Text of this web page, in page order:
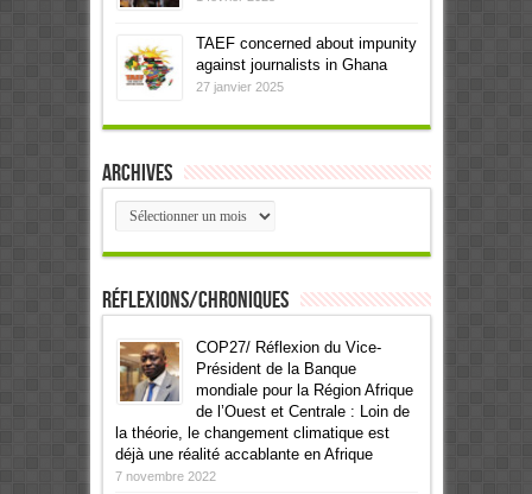
TAEF concerned about impunity
against journalists in Ghana
27 janvier 2025
Archives
Archives
Réflexions/Chroniques
COP27/ Réflexion du Vice-
Président de la Banque
mondiale pour la Région Afrique
de l’Ouest et Centrale : Loin de
la théorie, le changement climatique est
déjà une réalité accablante en Afrique
7 novembre 2022